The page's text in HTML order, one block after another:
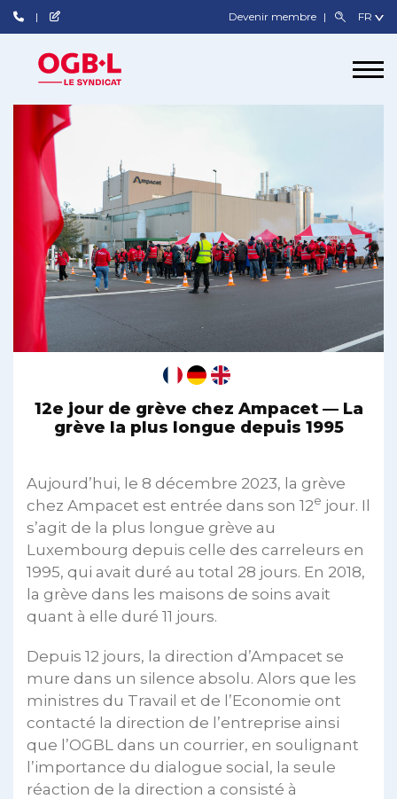
Devenir membre
12e jour de grève chez Ampacet — La
grève la plus longue depuis 1995
Aujourd’hui, le 8 décembre 2023, la grève
chez Ampacet est entrée dans son 12e jour. Il
s’agit de la plus longue grève au
Luxembourg depuis celle des carreleurs en
1995, qui avait duré au total 28 jours. En 2018,
la grève dans les maisons de soins avait
quant à elle duré 11 jours.
Depuis 12 jours, la direction d’Ampacet se
mure dans un silence absolu. Alors que les
ministres du Travail et de l’Economie ont
contacté la direction de l’entreprise ainsi
que l’OGBL dans un courrier, en soulignant
l’importance du dialogue social, la seule
réaction de la direction a consisté à